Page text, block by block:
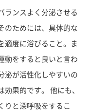
ランスよく分泌させる
のためには、具体的な
適度に浴びること。ま
動をすると良いと言わ
泌が活性化しやすいの
果的です。 他にも、
りと深呼吸をするこ